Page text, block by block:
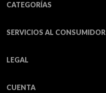
CATEGORÍAS
SERVICIOS AL CONSUMIDOR
LEGAL
CUENTA